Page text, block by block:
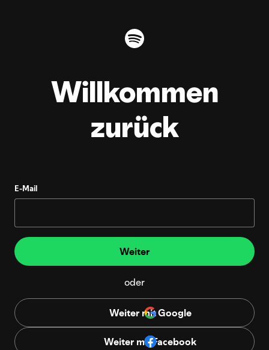
Willkommen
zurück
E-Mail
Weiter
oder
Weiter mit Google
Weiter mit Facebook